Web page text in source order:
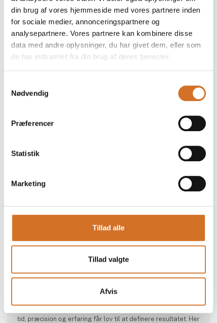
din brug af vores hjemmeside med vores partnere inden
for sociale medier, annonceringspartnere og
analysepartnere. Vores partnere kan kombinere disse
data med andre oplysninger, du har givet dem, eller som
de har indsamlet fra din brug af deres tjenester.
Nødvendig
Præferencer
Statistik
Marketing
Tillad alle
Tillad valgte
Afvis
Produktet er medbragt på messen
Solrød Lakrids
Made in Denmark - Made in Solrød
kvalitet og ægte konfekturehåndværk.
tid, præcision og erfaring får lov til at definere resultatet. Her